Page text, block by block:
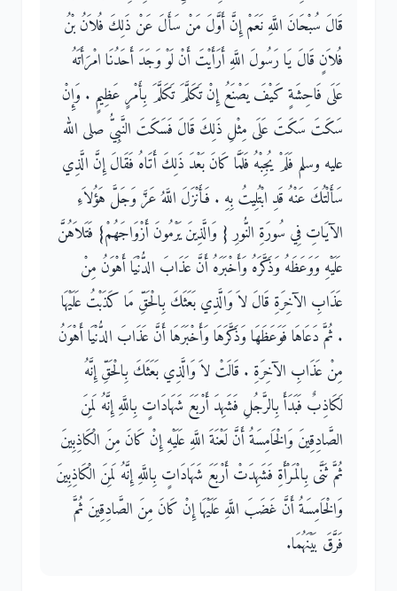
قَالَ سُبْحَانَ اللَّهِ نَعَمْ إِنَّ أَوَّلَ مَنْ سَأَلَ عَنْ ذَلِكَ فُلاَنُ بْنُ
فُلاَنٍ قَالَ يَا رَسُولَ اللَّهِ أَرَأَيْتَ أَنْ لَوْ وَجَدَ أَحَدُنَا امْرَأَتَهُ
عَلَى فَاحِشَةٍ كَيْفَ يَصْنَعُ إِنْ تَكَلَّمَ تَكَلَّمَ بِأَمْرٍ عَظِيمٍ ‏.‏ وَإِنْ
سَكَتَ سَكَتَ عَلَى مِثْلِ ذَلِكَ قَالَ فَسَكَتَ النَّبِيُّ صلى الله
عليه وسلم فَلَمْ يُجِبْهُ فَلَمَّا كَانَ بَعْدَ ذَلِكَ أَتَاهُ فَقَالَ إِنَّ الَّذِي
سَأَلْتُكَ عَنْهُ قَدِ ابْتُلِيتُ بِهِ ‏.‏ فَأَنْزَلَ اللَّهُ عَزَّ وَجَلَّ هَؤُلاَءِ
الآيَاتِ فِي سُورَةِ النُّورِ ‏{‏ وَالَّذِينَ يَرْمُونَ أَزْوَاجَهُمْ‏}‏ فَتَلاَهُنَّ
عَلَيْهِ وَوَعَظَهُ وَذَكَّرَهُ وَأَخْبَرَهُ أَنَّ عَذَابَ الدُّنْيَا أَهْوَنُ مِنْ
عَذَابِ الآخِرَةِ قَالَ لاَ وَالَّذِي بَعَثَكَ بِالْحَقِّ مَا كَذَبْتُ عَلَيْهَا
‏.‏ ثُمَّ دَعَاهَا فَوَعَظَهَا وَذَكَّرَهَا وَأَخْبَرَهَا أَنَّ عَذَابَ الدُّنْيَا أَهْوَنُ
مِنْ عَذَابِ الآخِرَةِ ‏.‏ قَالَتْ لاَ وَالَّذِي بَعَثَكَ بِالْحَقِّ إِنَّهُ
لَكَاذِبٌ فَبَدَأَ بِالرَّجُلِ فَشَهِدَ أَرْبَعَ شَهَادَاتٍ بِاللَّهِ إِنَّهُ لَمِنَ
الصَّادِقِينَ وَالْخَامِسَةُ أَنَّ لَعْنَةَ اللَّهِ عَلَيْهِ إِنْ كَانَ مِنَ الْكَاذِبِينَ
ثُمَّ ثَنَّى بِالْمَرْأَةِ فَشَهِدَتْ أَرْبَعَ شَهَادَاتٍ بِاللَّهِ إِنَّهُ لَمِنَ الْكَاذِبِينَ
وَالْخَامِسَةُ أَنَّ غَضَبَ اللَّهِ عَلَيْهَا إِنْ كَانَ مِنَ الصَّادِقِينَ ثُمَّ
فَرَّقَ بَيْنَهُمَا.‏